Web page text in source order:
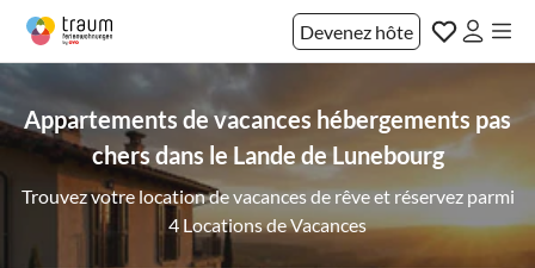
Devenez hôte
Appartements de vacances hébergements pas
chers dans le Lande de Lunebourg
Trouvez votre location de vacances de rêve et réservez parmi
4 Locations de Vacances